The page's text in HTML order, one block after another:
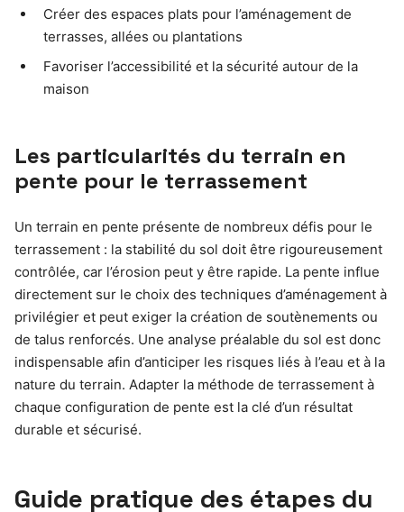
Créer des espaces plats pour l’aménagement de
terrasses, allées ou plantations
Favoriser l’accessibilité et la sécurité autour de la
maison
Les particularités du terrain en
pente pour le terrassement
Un terrain en pente présente de nombreux défis pour le
terrassement : la stabilité du sol doit être rigoureusement
contrôlée, car l’érosion peut y être rapide. La pente influe
directement sur le choix des techniques d’aménagement à
privilégier et peut exiger la création de soutènements ou
de talus renforcés. Une analyse préalable du sol est donc
indispensable afin d’anticiper les risques liés à l’eau et à la
nature du terrain. Adapter la méthode de terrassement à
chaque configuration de pente est la clé d’un résultat
durable et sécurisé.
Guide pratique des étapes du